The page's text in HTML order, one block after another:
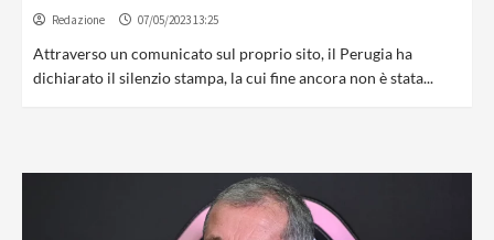
Redazione 07/05/2023 13:25
Attraverso un comunicato sul proprio sito, il Perugia ha
dichiarato il silenzio stampa, la cui fine ancora non è stata...